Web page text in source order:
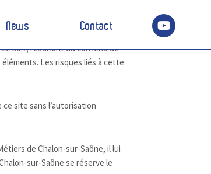
News Contact
Arts et Métiers de
ne répond pas de la
soit, résultant du contenu de
Les risques liés à cette
site sans l’autorisation
de Chalon-sur-Saône, il lui
sur-Saône se réserve le